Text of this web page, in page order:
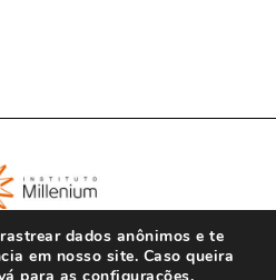
dados anônimos e te
em nosso site. Caso queira